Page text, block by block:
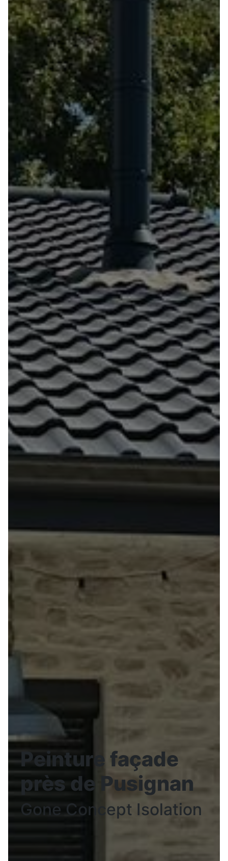
Peinture façade
près de Pusignan
Gone Concept Isolation